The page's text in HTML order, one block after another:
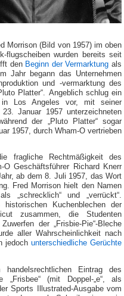
Morrison (Bild von 1957) im oben
flugscheiben wurden bereits seit
den Beginn der Vermarktung als
Jahr begann das Unternehmen
und -vermarktung des
Platter“. Angeblich schlug ein
Los Angeles vor, mit seiner
Januar 1957 unterzeichneten
der „Pluto Platter“ sogar
1957, durch Wham-O vertrieben
fragliche Rechtmäßigkeit des
O Geschäftsführer Richard Knerr
ab dem 8. Juli 1957, das Wort
Fred Morrison hielt den Namen
„schrecklich“ und „verrückt“.
Kuchenblechen der
zusammen, die Studenten
der „Frisbie-Pie“-Bleche
aller Wahrscheinlichkeit nach
jedoch unterschiedliche Gerüchte
Eintrag des
„Frisbee“ (mit Doppel-„e“, als
Sports Illustrated-Ausgabe vom